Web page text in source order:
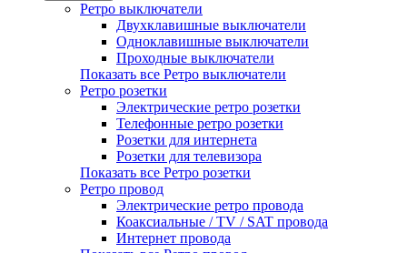
Ретро выключатели
Двухклавишные выключатели
Одноклавишные выключатели
Проходные выключатели
Показать все Ретро выключатели
Ретро розетки
Электрические ретро розетки
Телефонные ретро розетки
Розетки для интернета
Розетки для телевизора
Показать все Ретро розетки
Ретро провод
Электрические ретро провода
Коаксиальные / TV / SAT провода
Интернет провода